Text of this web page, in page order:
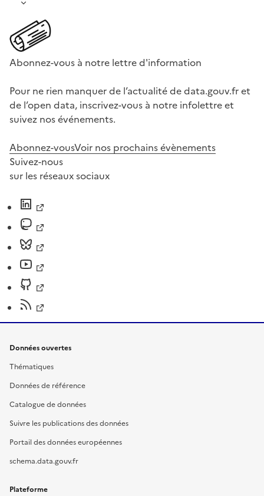
Abonnez-vous à notre lettre d'information
Pour ne rien manquer de l’actualité de data.gouv.fr et
de l’open data, inscrivez-vous à notre infolettre et
suivez nos événements.
Abonnez-vousVoir nos prochains évènements
Suivez-nous
sur les réseaux sociaux
Données ouvertes
Thématiques
Données de référence
Catalogue de données
Suivre les publications des données
Portail des données européennes
schema.data.gouv.fr
Plateforme